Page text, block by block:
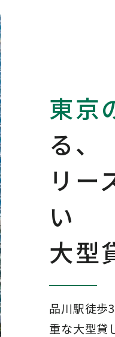
東京
る、
リー
い
大型
品川駅徒歩
重な大型貸